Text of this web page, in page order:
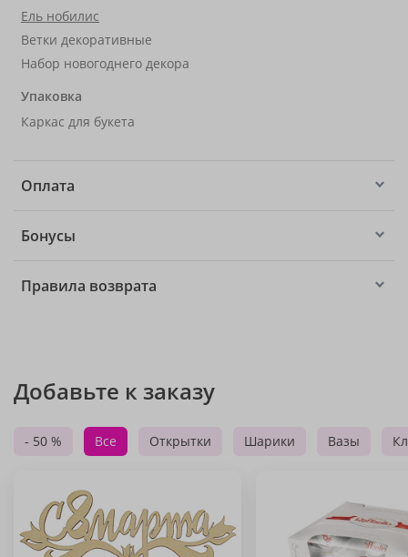
Ель нобилис
Ветки декоративные
Набор новогоднего декора
Упаковка
Каркас для букета
Оплата
Бонусы
Правила возврата
Добавьте к заказу
- 50 % Все Открытки Шарики Вазы